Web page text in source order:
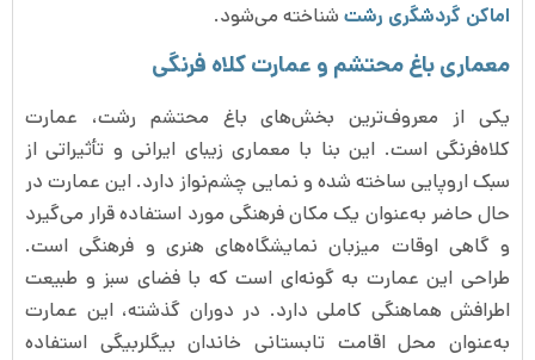
اماکن گردشگری رشت شناخته می‌شود.
معماری باغ محتشم و عمارت کلاه فرنگی
یکی از معروف‌ترین بخش‌های باغ محتشم رشت، عمارت
کلاه‌فرنگی است. این بنا با معماری زیبای ایرانی و تأثیراتی از
سبک اروپایی ساخته شده و نمایی چشم‌نواز دارد. این عمارت در
حال حاضر به‌عنوان یک مکان فرهنگی مورد استفاده قرار می‌گیرد
و گاهی اوقات میزبان نمایشگاه‌های هنری و فرهنگی است.
طراحی این عمارت به گونه‌ای است که با فضای سبز و طبیعت
اطرافش هماهنگی کاملی دارد. در دوران گذشته، این عمارت
به‌عنوان محل اقامت تابستانی خاندان بیگلربیگی استفاده